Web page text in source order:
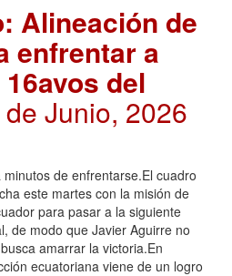
Alineación de
enfrentar a
del
de Junio, 2026
de enfrentarse.El cuadro
este martes con la misión de
para pasar a la siguiente
de modo que Javier Aguirre no
amarrar la victoria.En
ecuatoriana viene de un logro